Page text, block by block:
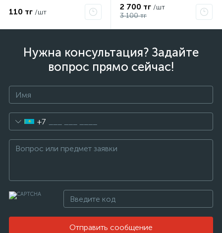
110 тг /шт
2 700 тг /шт
3 100 тг
Нужна консультация? Задайте
вопрос прямо сейчас!
+7
Отправить сообщение